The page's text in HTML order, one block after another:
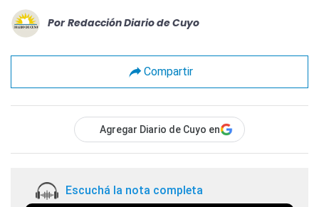
Por Redacción Diario de Cuyo
Compartir
Agregar Diario de Cuyo en
Escuchá la nota completa